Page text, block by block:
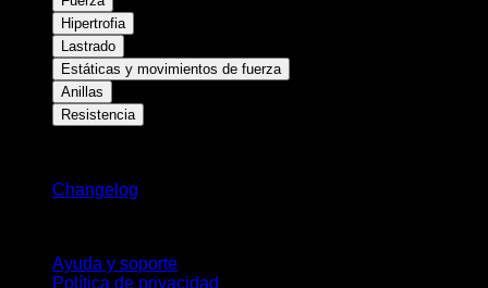
Hipertrofia
Lastrado
Estáticas y movimientos de fuerza
Anillas
Resistencia
Changelog
Ayuda y soporte
Política de privacidad